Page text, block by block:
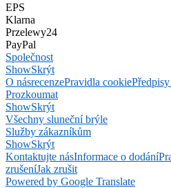
EPS
Klarna
Przelewy24
PayPal
Společnost
ShowSkrýt
O násrecenzePravidla cookie
Prozkoumat
ShowSkrýt
Všechny sluneční brýle
Služby zákazníkům
ShowSkrýt
Kontaktujte násInformace o dodání
zrušeníJak zrušit
Powered by Google Translate